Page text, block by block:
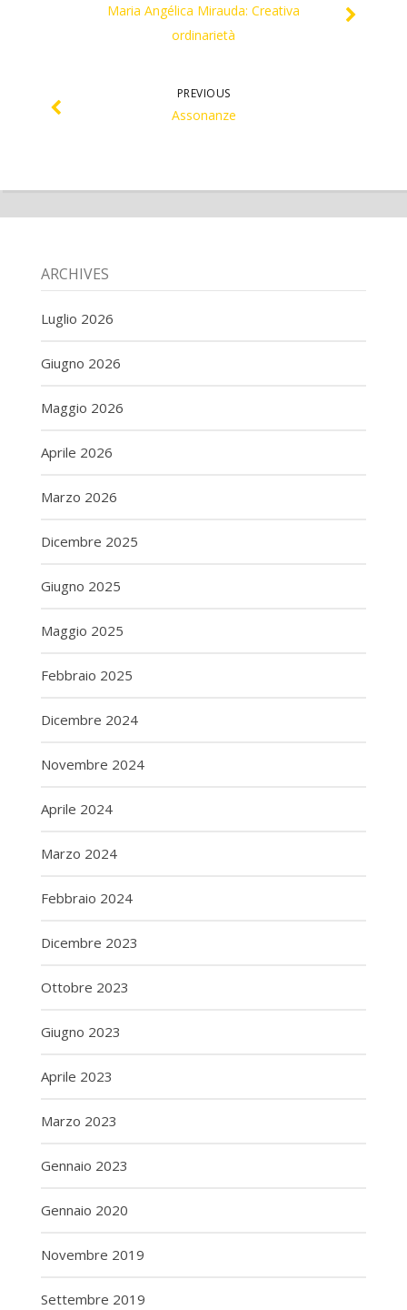
Maria Angélica Mirauda: Creativa
ordinarietà
PREVIOUS
Assonanze
ARCHIVES
Luglio 2026
Giugno 2026
Maggio 2026
Aprile 2026
Marzo 2026
Dicembre 2025
Giugno 2025
Maggio 2025
Febbraio 2025
Dicembre 2024
Novembre 2024
Aprile 2024
Marzo 2024
Febbraio 2024
Dicembre 2023
Ottobre 2023
Giugno 2023
Aprile 2023
Marzo 2023
Gennaio 2023
Gennaio 2020
Novembre 2019
Settembre 2019